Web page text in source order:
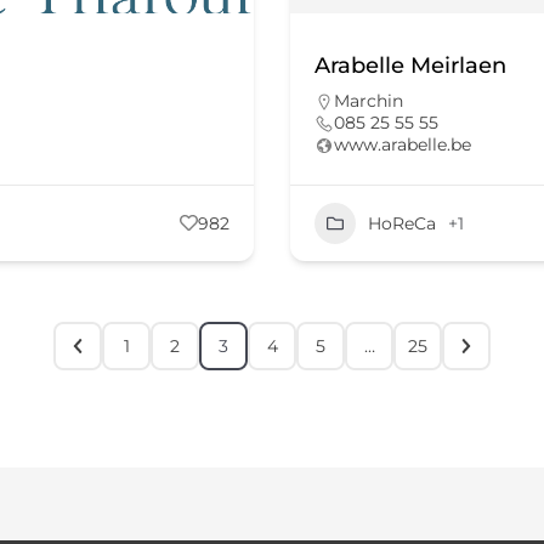
982
Arabelle Meirlaen
Marchin
085 25 55 55
www.arabelle.be
HoReCa +1
1 2 3 4 5 … 25